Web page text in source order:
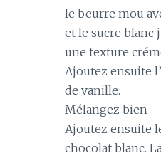
le beurre mou
et le sucre blanc
une texture
Ajoutez ensuite
de vanille.
Mélangez bien
Ajoutez ensuite
chocolat blanc.